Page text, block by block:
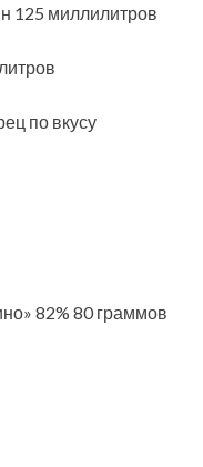
125 миллилитров
по вкусу
82% 80 граммов